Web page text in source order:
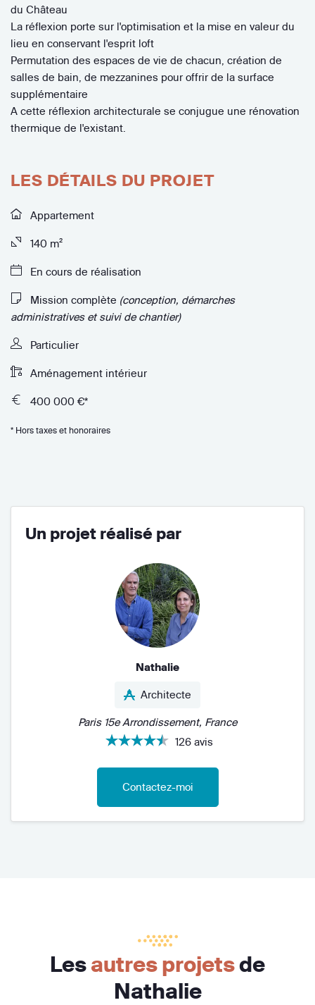
du Château
La réflexion porte sur l'optimisation et la mise en valeur du
lieu en conservant l'esprit loft
Permutation des espaces de vie de chacun, création de
salles de bain, de mezzanines pour offrir de la surface
supplémentaire
A cette réflexion architecturale se conjugue une rénovation
thermique de l'existant.
LES DÉTAILS DU PROJET
Appartement
140 m²
En cours de réalisation
Mission complète (conception, démarches
administratives et suivi de chantier)
Particulier
Aménagement intérieur
400 000 €*
* Hors taxes et honoraires
Un projet réalisé par
Nathalie
Architecte
Paris 15e Arrondissement, France
126 avis
Contactez-moi
Lesautres projetsde
Nathalie